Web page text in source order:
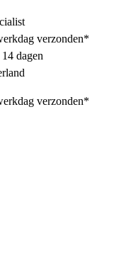
verzonden*
dagen
verzonden*